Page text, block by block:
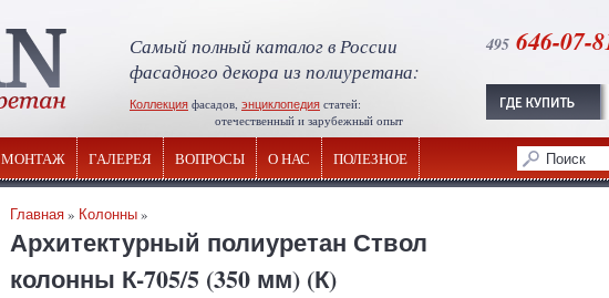
Самый полный каталог в России
фасадного декора из полиуретана:
Коллекция фасадов, энциклопедия статей:
отечественный и зарубежный опыт
495 646-07-
МОНТАЖ ГАЛЕРЕЯ ВОПРОСЫ О НАС ПОЛЕЗНОЕ
Главная» Колонны»
Архитектурный полиуретан Ствол
колонны К-705/5 (350 мм) (К)